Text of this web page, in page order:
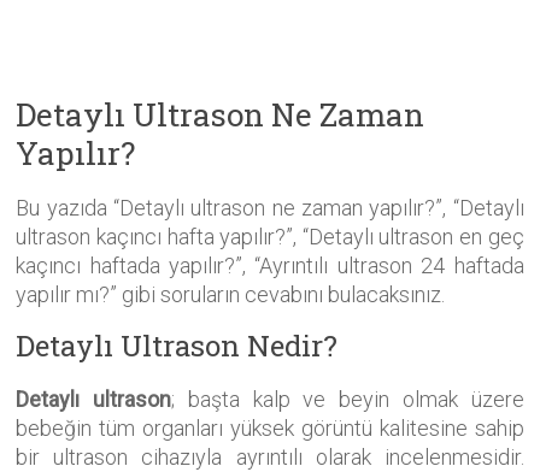
Detaylı Ultrason Ne Zaman
Yapılır?
Bu yazıda “Detaylı ultrason ne zaman yapılır?”, “Detaylı
ultrason kaçıncı hafta yapılır?”, “Detaylı ultrason en geç
kaçıncı haftada yapılır?”, “Ayrıntılı ultrason 24 haftada
yapılır mı?” gibi soruların cevabını bulacaksınız.
Detaylı Ultrason Nedir?
Detaylı ultrason; başta kalp ve beyin olmak üzere
bebeğin tüm organları yüksek görüntü kalitesine sahip
bir ultrason cihazıyla ayrıntılı olarak incelenmesidir.